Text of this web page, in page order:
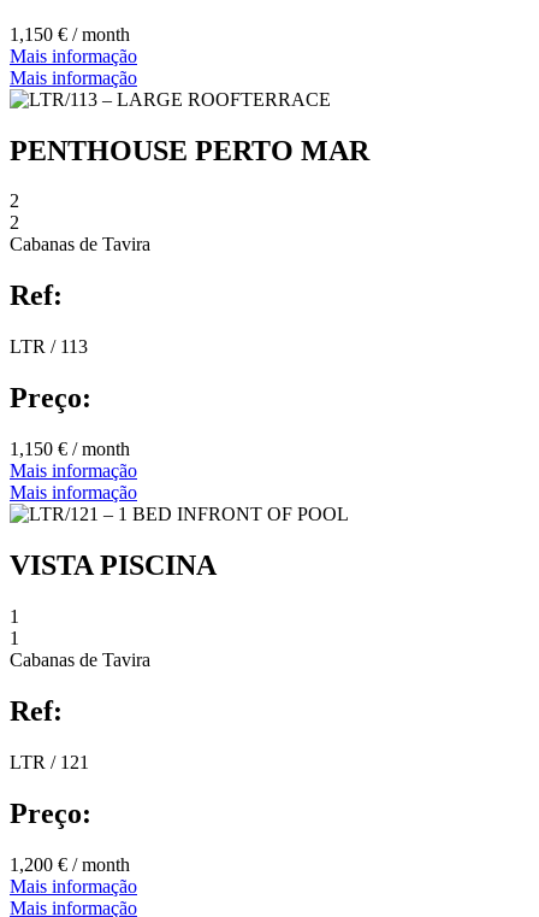
1,150 € / month
Mais informação
Mais informação
PENTHOUSE PERTO MAR
2
2
Cabanas de Tavira
Ref:
LTR / 113
Preço:
1,150 € / month
Mais informação
Mais informação
VISTA PISCINA
1
1
Cabanas de Tavira
Ref:
LTR / 121
Preço:
1,200 € / month
Mais informação
Mais informação